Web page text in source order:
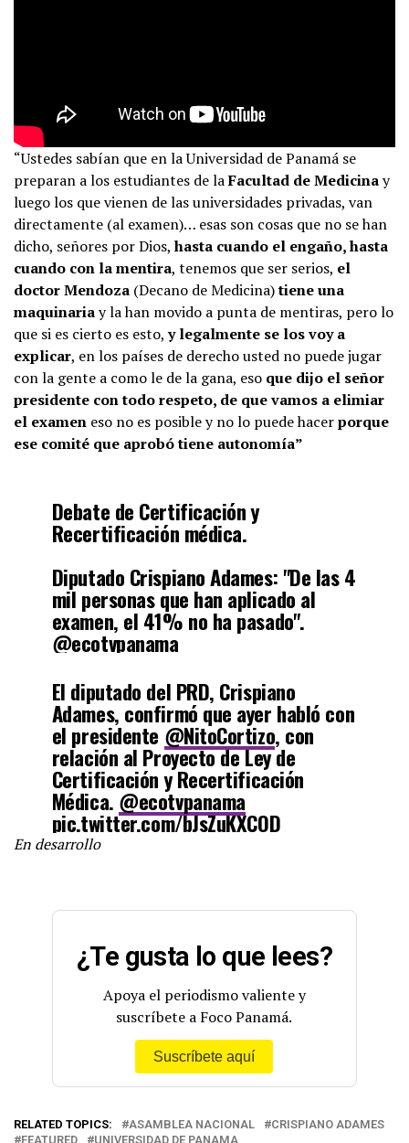
“Ustedes sabían que en la Universidad de Panamá se
preparan a los estudiantes de laFacultad de Medicinay
luego los que vienen de las universidades privadas, van
directamente (al examen)… esas son cosas que no se han
dicho, señores por Dios,hasta cuando el engaño, hasta
cuando con la mentira, tenemos que ser serios, el
doctor Mendoza (Decano de Medicina)tiene una
maquinariay la han movido a punta de mentiras, pero lo
que si es cierto es esto,y legalmente se los voy a
explicar, en los países de derecho usted no puede jugar
con la gente a como le de la gana, eso que dijo el señor
presidente con todo respeto, de que vamos a elimiar
el examen eso no es posible y no lo puede hacerporque
ese comité que aprobó tiene autonomía”
Debate de Certificación y
Recertificación médica.
Diputado Crispiano Adames: "De las 4
mil personas que han aplicado al
examen, el 41% no ha pasado".
@ecotvpanama
— Félix Antonio Chávez (@felixchaveztv)March 12, 2021
El diputado del PRD, Crispiano
Adames, confirmó que ayer habló con
el presidente @NitoCortizo, con
relación al Proyecto de Ley de
Certificación y Recertificación
Médica. @ecotvpanama
pic.twitter.com/bJsZuKXCOD
En desarrollo
¿Te gusta lo que lees?
Apoya el periodismo valiente y
suscríbete a Foco Panamá.
Suscríbete aquí
RELATED TOPICS: ASAMBLEA NACIONAL
CRISPIANO ADAMES
FEATURED
UNIVERSIDAD DE PANAMA